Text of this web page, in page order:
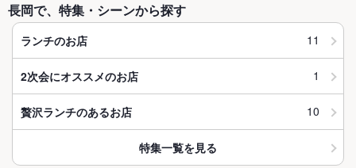
長岡で、特集・シーンから探す
ランチのお店 11
2次会にオススメのお店 1
贅沢ランチのあるお店 10
特集一覧を見る